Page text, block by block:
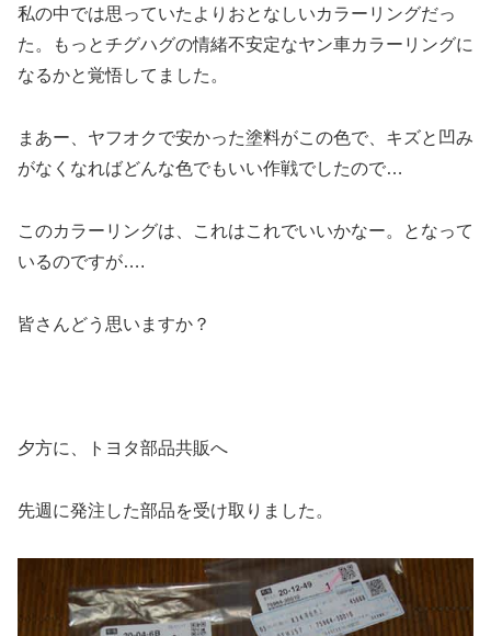
私の中では思っていたよりおとなしいカラーリングだっ
た。もっとチグハグの情緒不安定なヤン車カラーリングに
なるかと覚悟してました。
まあー、ヤフオクで安かった塗料がこの色で、キズと凹み
がなくなればどんな色でもいい作戦でしたので…
このカラーリングは、これはこれでいいかなー。となって
いるのですが….
皆さんどう思いますか？
夕方に、トヨタ部品共販へ
先週に発注した部品を受け取りました。